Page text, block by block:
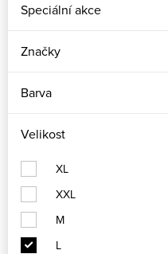
Speciální akce
Značky
Barva
Velikost
XL
XXL
M
L